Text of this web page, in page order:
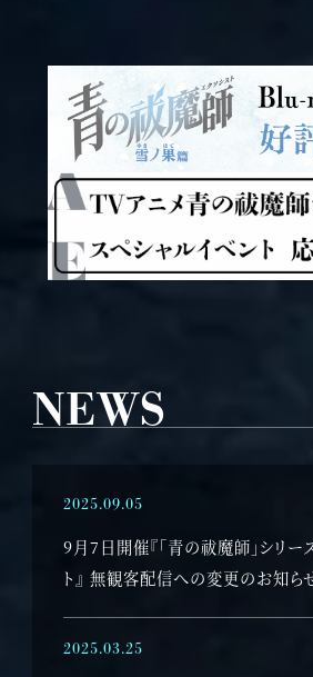
L
X
NEWS
2025.09.05
9月7日開催『「青の祓魔師」シリー
ト』 無観客配信への変更のお知ら
2025.03.25